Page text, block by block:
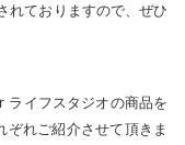
ておりますので、ぜひ
ライフスタジオの商品を
れご紹介させて頂きま